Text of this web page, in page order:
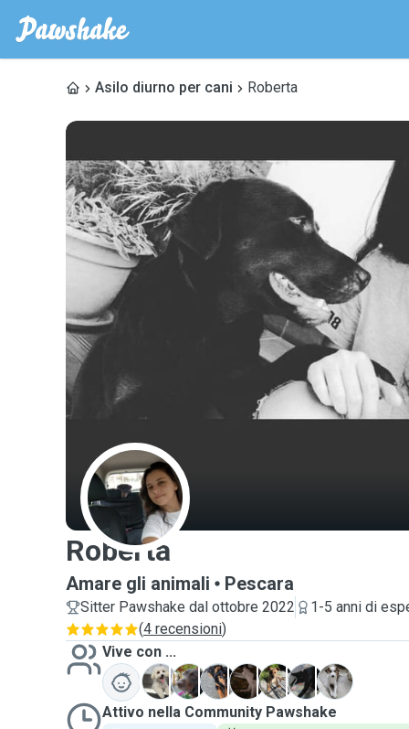
Asilo diurno per cani Roberta
R
Roberta
Amare gli animali Pescara
Sitter Pawshake dal ottobre 2022
1-5 anni di
(4 recensioni)
Vive con ...
B
K L M M M
P
Attivo nella Community Pawshake